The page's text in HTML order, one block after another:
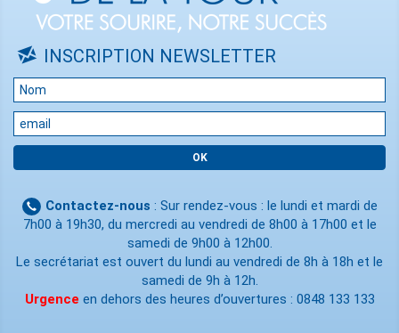
INSCRIPTION NEWSLETTER
Contactez-nous : Sur rendez-vous : le lundi et mardi de
7h00 à 19h30, du mercredi au vendredi de 8h00 à 17h00 et le
samedi de 9h00 à 12h00.
Le secrétariat est ouvert du lundi au vendredi de 8h à 18h et le
samedi de 9h à 12h.
Urgence en dehors des heures d’ouvertures : 0848 133 133